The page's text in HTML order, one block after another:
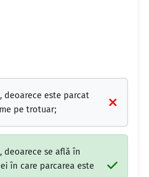
deoarece este parcat
pe trotuar;
deoarece se află în
în care parcarea este